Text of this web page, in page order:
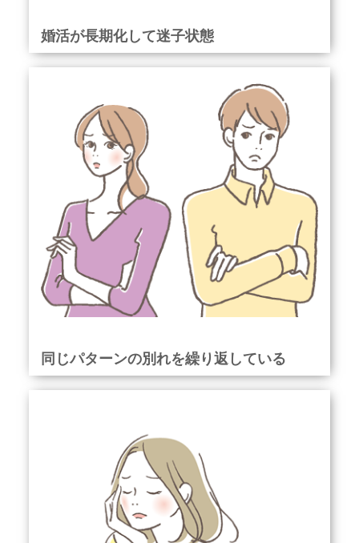
婚活が長期化して迷子状態
同じパターンの別れを繰り返している